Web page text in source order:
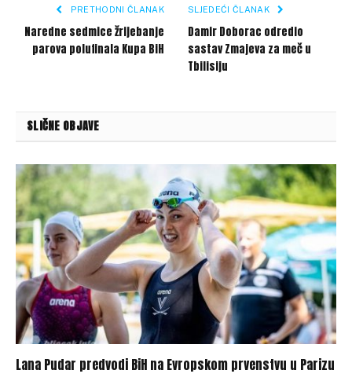
PRETHODNI ČLANAK
Naredne sedmice žrijebanje
parova polufinala Kupa BiH
SLJEDEĆI ČLANAK
Damir Doborac odredio
sastav Zmajeva za meč u
Tbilisiju
SLIČNE OBJAVE
Lana Pudar predvodi BiH na Evropskom prvenstvu u Parizu